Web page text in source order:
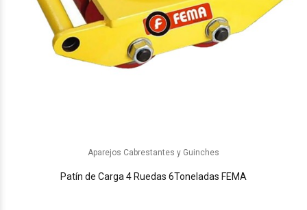
Aparejos Cabrestantes y Guinches
Patín de Carga 4 Ruedas 6Toneladas FEMA